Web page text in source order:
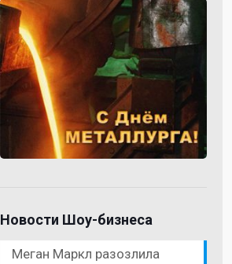
Новости Шоу-бизнеса
Меган Маркл разозлила